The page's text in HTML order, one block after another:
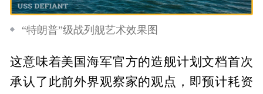
“特朗普”级战列舰艺术效果图
这意味着美国海军官方的造舰计划文档首次
承认了此前外界观察家的观点，即预计耗资